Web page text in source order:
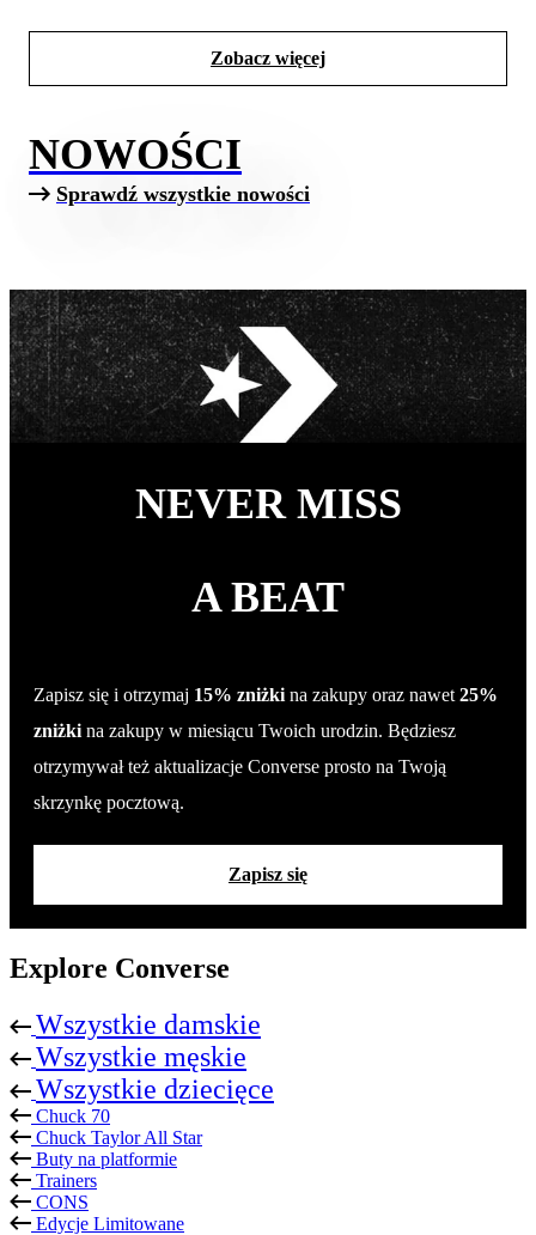
Zobacz więcej
NOWOŚCI
Sprawdź wszystkie nowości
NEVER MISS
A BEAT
Zapisz się i otrzymaj 15% zniżki na zakupy oraz nawet 25%
zniżki na zakupy w miesiącu Twoich urodzin. Będziesz
otrzymywał też aktualizacje Converse prosto na Twoją
skrzynkę pocztową.
Zapisz się
Explore Converse
Wszystkie damskie
Wszystkie męskie
Wszystkie dziecięce
Chuck 70
Chuck Taylor All Star
Buty na platformie
Trainers
CONS
Edycje Limitowane